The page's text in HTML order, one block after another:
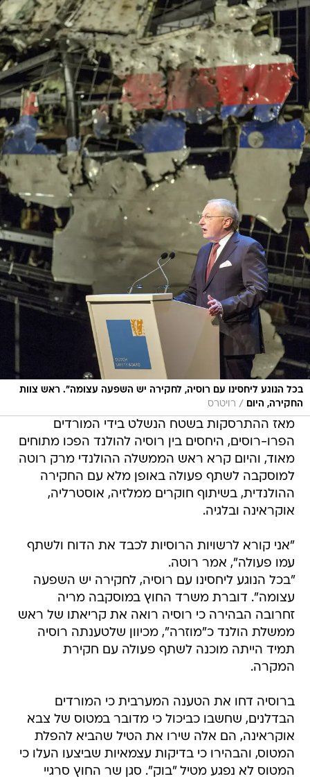
בכל הנוגע ליחסינו עם רוסיה, לחקירה יש השפעה עצומה". ראש צוות
החקירה, היום
/ רויטרס
מאז ההתרסקות בשטח הנשלט בידי המורדים
הפרו-רוסים, היחסים בין רוסיה להולנד הפכו מתוחים
מאוד, והיום קרא ראש הממשלה ההולנדי מרק רוטה
למוסקבה לשתף פעולה באופן מלא עם החקירה
ההולנדית, בשיתוף חוקרים ממלזיה, אוסטרליה,
אוקראינה ובלגיה.
"אני קורא לרשויות הרוסיות לכבד את הדוח ולשתף
עמו פעולה", אמר רוטה.
"בכל הנוגע ליחסינו עם רוסיה, לחקירה יש השפעה
עצומה". דוברת משרד החוץ במוסקבה מריה
זחרובה הבהירה כי רוסיה רואה את קריאתו של ראש
ממשלת הולנד כ"מוזרה", מכיוון שלטענתה רוסיה
תמיד הייתה מוכנה לשתף פעולה עם חקירת
המקרה.
ברוסיה דחו את הטענה המערבית כי המורדים
הבדלנים, שחשבו כביכול כי מדובר במטוס של צבא
אוקראינה, הם אלה שירו את הטיל שהביא להפלת
המטוס, והבהירו כי בדיקות עצמאיות שביצעו העלו כי
המטוס לא נפגע מטיל "בוק". סגן שר החוץ סרגיי